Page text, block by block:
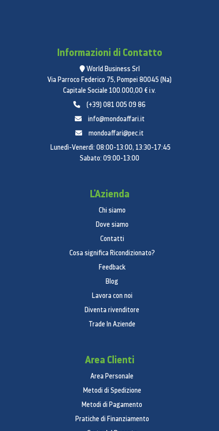
Informazioni di Contatto
World Business Srl
Via Parroco Federico 75, Pompei 80045 (Na)
Capitale Sociale 100.000,00 € i.v.
(+39) 081 005 09 86
info@mondoaffari.it
mondoaffari@pec.it
Lunedì-Venerdì: 08:00-13:00, 13:30-17:45
Sabato: 09:00-13:00
L'Azienda
Chi siamo
Dove siamo
Contatti
Cosa significa Ricondizionato?
Feedback
Blog
Lavora con noi
Diventa rivenditore
Trade In Aziende
Area Clienti
Area Personale
Metodi di Spedizione
Metodi di Pagamento
Pratiche di Finanziamento